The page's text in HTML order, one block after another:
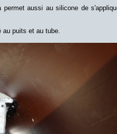
aussi au silicone de
au puits et au tube.